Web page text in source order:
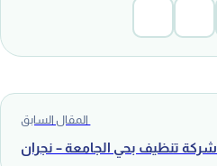
المقال السابق
شركة تنظيف بحي الجامعة – نجران